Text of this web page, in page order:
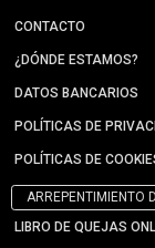
CONTACTO
¿DÓNDE ESTAMOS?
DATOS BANCARIOS
POLÍTICAS DE
POLÍTICAS DE
ARREPENTIMIENTO
LIBRO DE QUEJAS